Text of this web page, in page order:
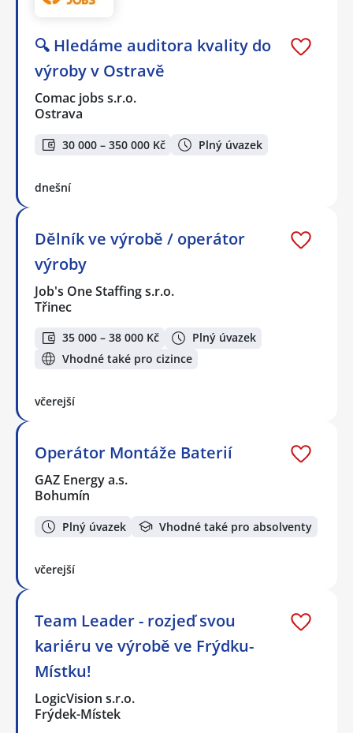
🔍 Hledáme auditora kvality do
výroby v Ostravě
Comac jobs s.r.o.
Ostrava
30 000 – 350 000 Kč Plný úvazek
dnešní
Dělník ve výrobě / operátor
výroby
Job's One Staffing s.r.o.
Třinec
35 000 – 38 000 Kč
Plný úvazek
Vhodné také pro cizince
včerejší
Operátor Montáže Baterií
GAZ Energy a.s.
Bohumín
Plný úvazek Vhodné také pro absolventy
včerejší
Team Leader - rozjeď svou
kariéru ve výrobě ve Frýdku-
Místku!
LogicVision s.r.o.
Frýdek-Místek